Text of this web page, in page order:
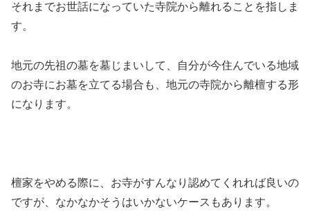
それまでお世話になっていた寺院から離れることを指しま
す。
地元の先祖の墓を墓じまいして、自分が今住んでいる地域
のお寺にお墓を立てる場合も、地元の寺院から離檀する形
になります。
檀家をやめる際に、お寺がすんなり認めてくれれば良いの
ですが、なかなかそうはいかないケースもあります。